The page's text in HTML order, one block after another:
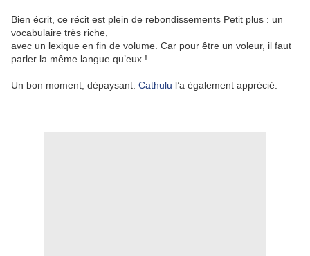
Bien écrit, ce récit est plein de rebondissements Petit plus : un
vocabulaire très riche,
avec un lexique en fin de volume. Car pour être un voleur, il faut
parler la même langue qu’eux !
Un bon moment, dépaysant. Cathulu l’a également apprécié.